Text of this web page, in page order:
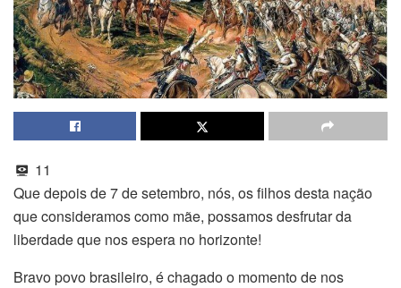
11
Que depois de 7 de setembro, nós, os filhos desta nação
que consideramos como mãe, possamos desfrutar da
liberdade que nos espera no horizonte!
Bravo povo brasileiro, é chagado o momento de nos